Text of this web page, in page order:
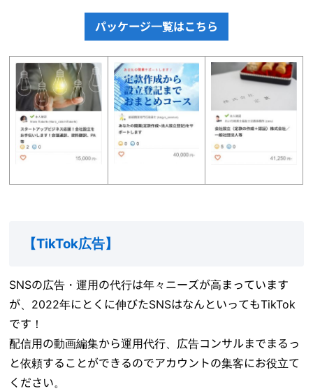
パッケージ一覧はこちら
【TikTok広告】
SNSの広告・運用の代行は年々ニーズが高まっています
が、2022年にとくに伸びたSNSはなんといってもTikTok
です！
配信用の動画編集から運用代行、広告コンサルまでまるっ
と依頼することができるのでアカウントの集客にお役立て
ください。